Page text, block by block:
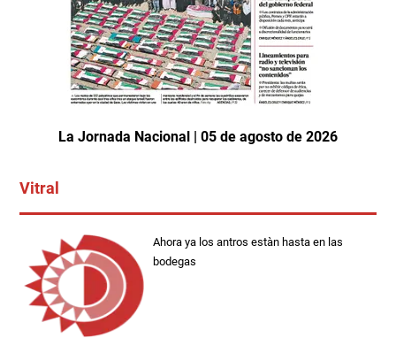
La Jornada Nacional | 05 de agosto de 2026
Vitral
Ahora ya los antros estàn hasta en las
bodegas